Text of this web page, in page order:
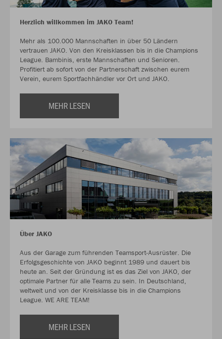
Herzlich willkommen im JAKO Team!
Mehr als 100.000 Mannschaften in über 50 Ländern
vertrauen JAKO. Von den Kreisklassen bis in die Champions
League. Bambinis, erste Mannschaften und Senioren.
Profitiert ab sofort von der Partnerschaft zwischen eurem
Verein, eurem Sportfachhändler vor Ort und JAKO.
MEHR LESEN
Über JAKO
Aus der Garage zum führenden Teamsport-Ausrüster. Die
Erfolgsgeschichte von JAKO beginnt 1989 und dauert bis
heute an. Seit der Gründung ist es das Ziel von JAKO, der
optimale Partner für alle Teams zu sein. In Deutschland,
weltweit und von der Kreisklasse bis in die Champions
League. WE ARE TEAM!
MEHR LESEN